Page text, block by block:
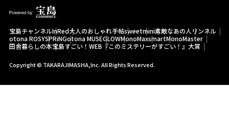
宝島チャンネルInRed大人のおしゃれ手帖sweetmini素敵なあの人 リンネル
otona ROSYSPRiNGotona MUSEGLOWMonoMaxsmartMonoMaster
田舎暮らしの本宝島すごい！WEB 『このミステリーがすごい！』大賞
Copyright © TAKARAJIMASHA,Inc. All Rights Reserved.